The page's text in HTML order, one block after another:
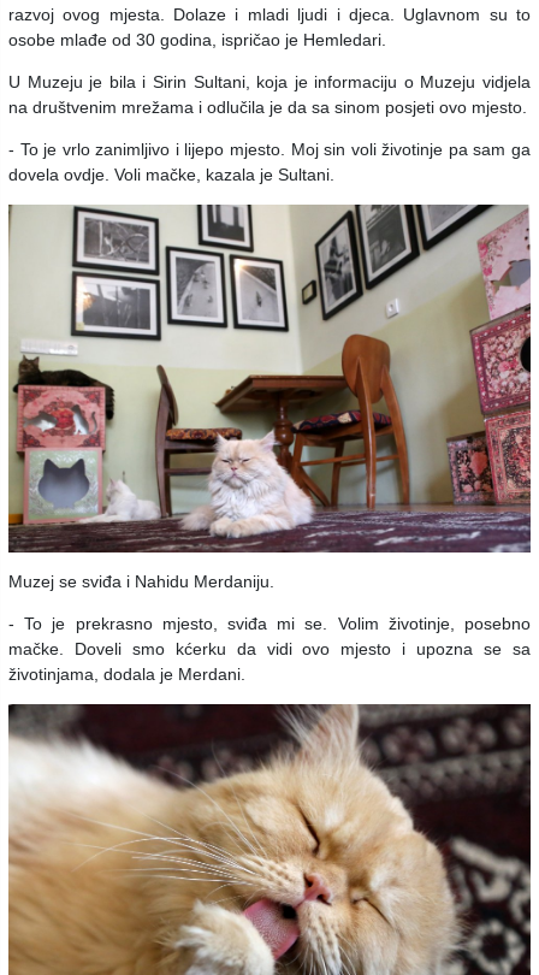
razvoj ovog mjesta. Dolaze i mladi ljudi i djeca. Uglavnom su to
osobe mlađe od 30 godina, ispričao je Hemledari.
U Muzeju je bila i Sirin Sultani, koja je informaciju o Muzeju vidjela
na društvenim mrežama i odlučila je da sa sinom posjeti ovo mjesto.
- To je vrlo zanimljivo i lijepo mjesto. Moj sin voli životinje pa sam ga
dovela ovdje. Voli mačke, kazala je Sultani.
Muzej se sviđa i Nahidu Merdaniju.
- To je prekrasno mjesto, sviđa mi se. Volim životinje, posebno
mačke. Doveli smo kćerku da vidi ovo mjesto i upozna se sa
životinjama, dodala je Merdani.